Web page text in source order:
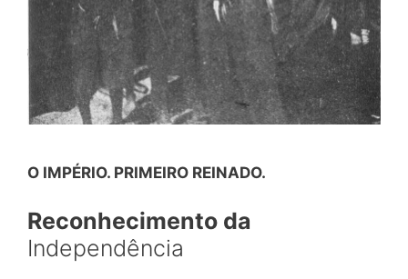
O IMPÉRIO. PRIMEIRO REINADO.
Reconhecimento da
Independência